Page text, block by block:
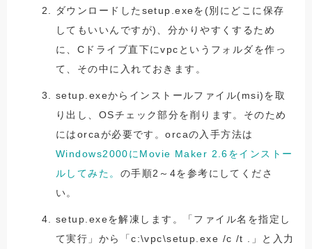
ダウンロードしたsetup.exeを(別にどこに保存
してもいいんですが)、分かりやすくするため
に、Cドライブ直下にvpcというフォルダを作っ
て、その中に入れておきます。
setup.exeからインストールファイル(msi)を取
り出し、OSチェック部分を削ります。そのため
にはorcaが必要です。orcaの入手方法は
Windows2000にMovie Maker 2.6をインストー
ルしてみた。 の手順2～4を参考にしてくださ
い。
setup.exeを解凍します。「ファイル名を指定し
て実行」から「c:\vpc\setup.exe /c /t .」と入力